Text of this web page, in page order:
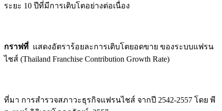
ระยะ 10 ปีที่มีการเติบโตอย่างต่อเนื่อง
กราฟที่ แสดงอัตราร้อยละการเติบโตยอดขาย ของระบบแฟรน
ไชส์ (Thailand Franchise Contribution Growth Rate)
ที่มา การสำรวจสภาวะธุรกิจแฟรนไชส์ จากปี 2542-2557 โดย พี